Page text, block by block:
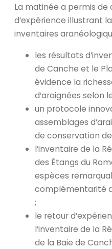
La matinée a permis de
d’expérience illustrant
inventaires
les résultats
de Canche et le
évidence la
d’araignées selon
un protocole
assemblages
de conservation
l’inventaire de la
des Étangs du
espèces
complémentarité
;
le retour
l’inventaire de la
de la Baie de